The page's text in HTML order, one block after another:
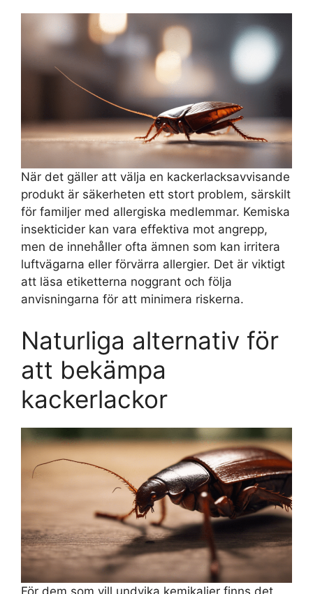
När det gäller att välja en kackerlacksavvisande
produkt är säkerheten ett stort problem, särskilt
för familjer med allergiska medlemmar. Kemiska
insekticider kan vara effektiva mot angrepp,
men de innehåller ofta ämnen som kan irritera
luftvägarna eller förvärra allergier. Det är viktigt
att läsa etiketterna noggrant och följa
anvisningarna för att minimera riskerna.
Naturliga alternativ för
att bekämpa
kackerlackor
För dem som vill undvika kemikalier finns det